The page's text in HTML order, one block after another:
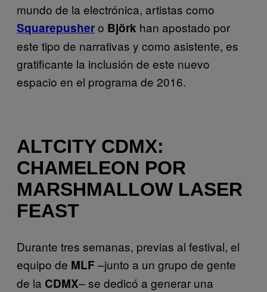
mundo de la electrónica, artistas como
Squarepushero Björk han apostado por
este tipo de narrativas y como asistente, es
gratificante la inclusión de este nuevo
espacio en el programa de 2016.
ALTCITY CDMX:
CHAMELEON POR
MARSHMALLOW LASER
FEAST
Durante tres semanas, previas al festival, el
equipo de MLF –junto a un grupo de gente
de la CDMX– se dedicó a generar una